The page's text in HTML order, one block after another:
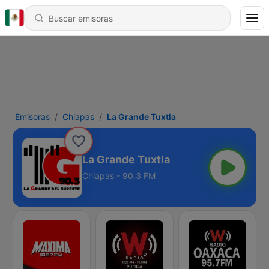
Emisoras Chiapas La Grande Tuxtla
La Grande Tuxtla
Chiapas - 90.3 FM